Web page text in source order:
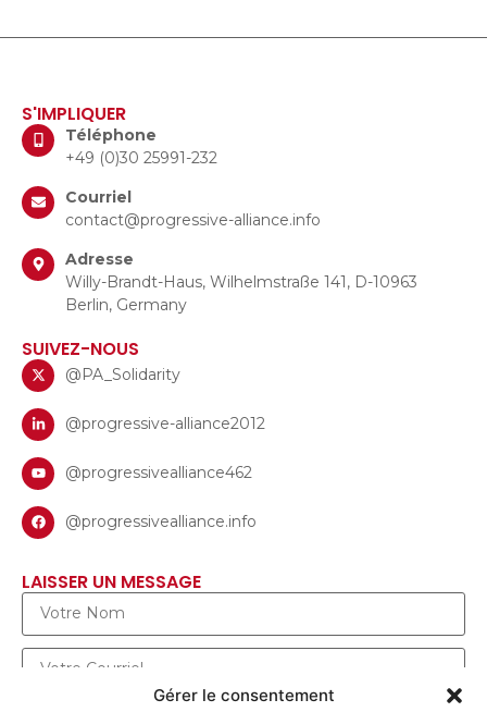
Gérer le consentement
S'IMPLIQUER
Téléphone
+49 (0)30 25991-232
Courriel
contact@progressive-alliance.info
Adresse
Willy-Brandt-Haus, Wilhelmstraße 141, D-10963
Berlin, Germany
SUIVEZ-NOUS
@PA_Solidarity
@progressive-alliance2012
@progressivealliance462
@progressivealliance.info
LAISSER UN MESSAGE